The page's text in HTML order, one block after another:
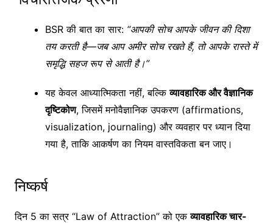
BSR की बात का सार: “आपकी सोच आपके जीवन की दिशा
तय करती है—जब आप अमीर सोच रखते हैं, तो आपके रास्ते में
समृद्धि सहज रूप से आती है।”
यह केवल आध्यात्मिकता नहीं, बल्किव्यावहारिक और वैज्ञानिक
दृष्टिकोण, जिसमें मनोवैज्ञानिक उपकरण (affirmations,
visualization, journaling) और व्यवहार पर ध्यान दिया
गया है, ताकि आकर्षण का नियम वास्तविकता बन जाए।
निष्कर्ष
दिन 5 का सत्र “Law of Attraction” को एकव्यावहारिक चार-